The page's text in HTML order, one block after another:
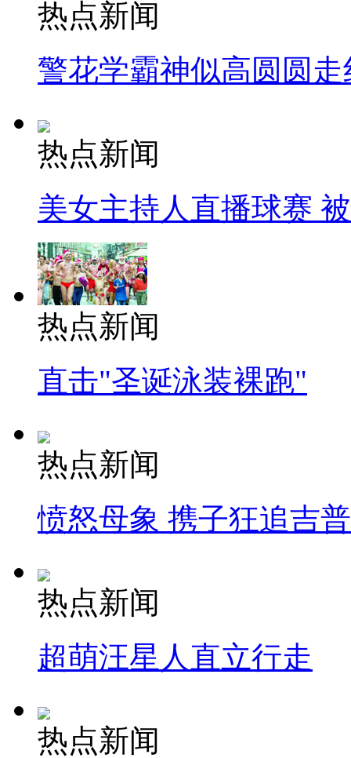
热点新闻
警花学霸神似高圆圆走
热点新闻
美女主持人直播球赛
热点新闻
直击"圣诞泳装裸跑"
热点新闻
愤怒母象 携子狂追吉
热点新闻
超萌汪星人直立行走
热点新闻